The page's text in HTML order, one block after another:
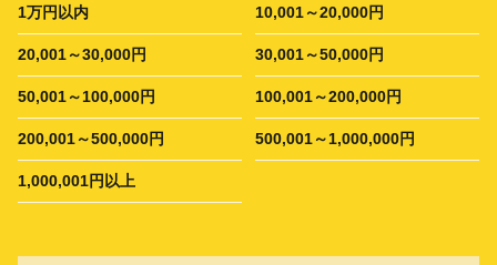
1万円以内 10,001～20,000円
20,001～30,000円 30,001～50,000円
50,001～100,000円 100,001～200,000円
200,001～500,000円 500,001～1,000,000円
1,000,001円以上